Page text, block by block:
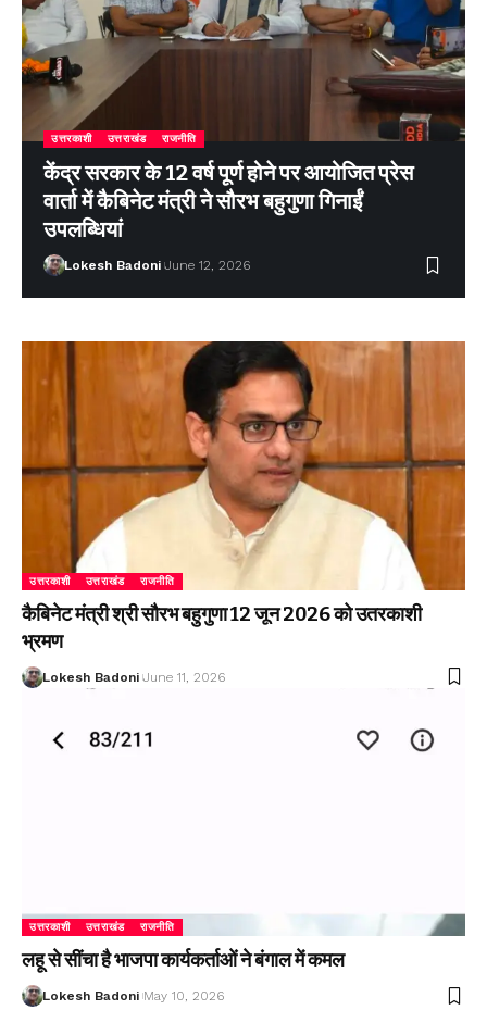
उत्तरकाशी उत्तराखंड राजनीति
केंद्र सरकार के 12 वर्ष पूर्ण होने पर आयोजित प्रेस
वार्ता में कैबिनेट मंत्री ने सौरभ बहुगुणा गिनाईं
उपलब्धियां
Lokesh Badoni June 12, 2026
उत्तरकाशी उत्तराखंड राजनीति
कैबिनेट मंत्री श्री सौरभ बहुगुणा 12 जून 2026 को उतरकाशी
भ्रमण
Lokesh Badoni June 11, 2026
उत्तरकाशी उत्तराखंड राजनीति
लहू से सींचा है भाजपा कार्यकर्ताओं ने बंगाल में कमल
Lokesh Badoni May 10, 2026